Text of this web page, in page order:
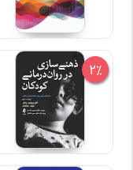
2%